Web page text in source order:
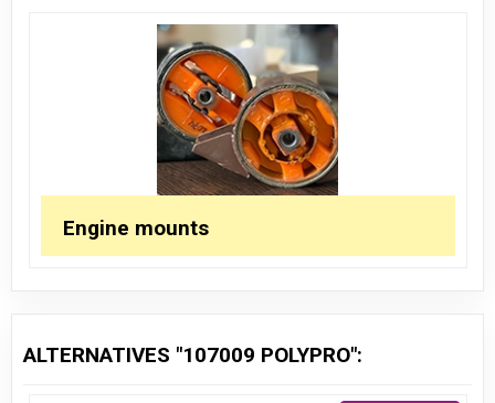
Engine mounts
ALTERNATIVES "107009 POLYPRO":